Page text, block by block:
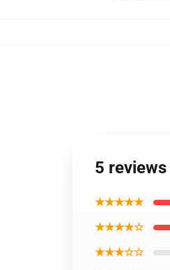
5
★★★★★
★★★★☆
★★★☆☆